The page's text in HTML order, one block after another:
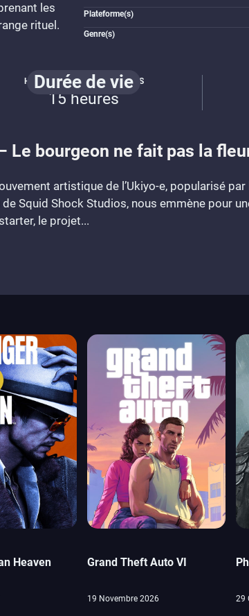
les
rituel.
Plateforme(s)
Genre(s)
Durée de vie
HISTOIRE ET QUÊTES ANNEXES
15 heures
Le bourgeon ne fait pas la
artistique de l’Ukiyo-e, popularisé
Squid Shock Studios, nous emmène pour
le projet...
Heaven Grand Theft Auto VI
19 Novembre 2026 29